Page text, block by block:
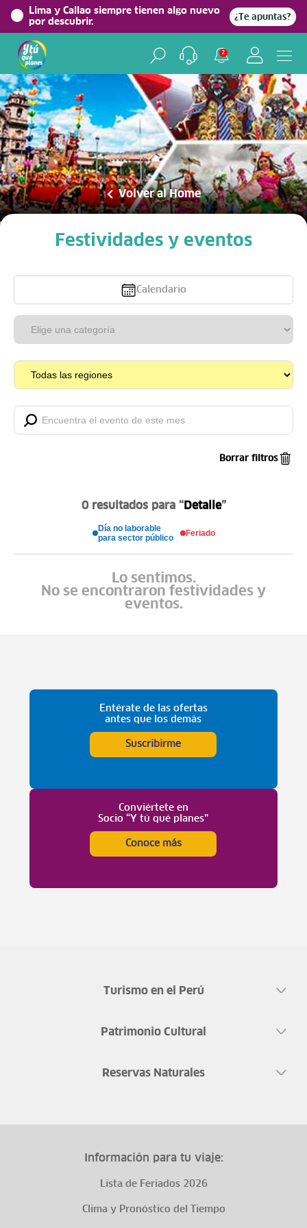
Lima y Callao siempre tienen algo nuevo
por descubrir.
¿Te apuntas?
2
Volver al Home
Festividades y eventos
Calendario
Borrar filtros
0 resultados para “Detalle”
Día no laborable
para sector público
Feriado
Lo sentimos.
No se encontraron festividades y
eventos.
Entérate de las ofertas
antes que los demás
Suscribirme
Conviértete en
Socio “Y tú qué planes”
Conoce más
Turismo en el Perú
Patrimonio Cultural
Reservas Naturales
Información para tu viaje:
Lista de Feriados 2026
Clima y Pronóstico del Tiempo